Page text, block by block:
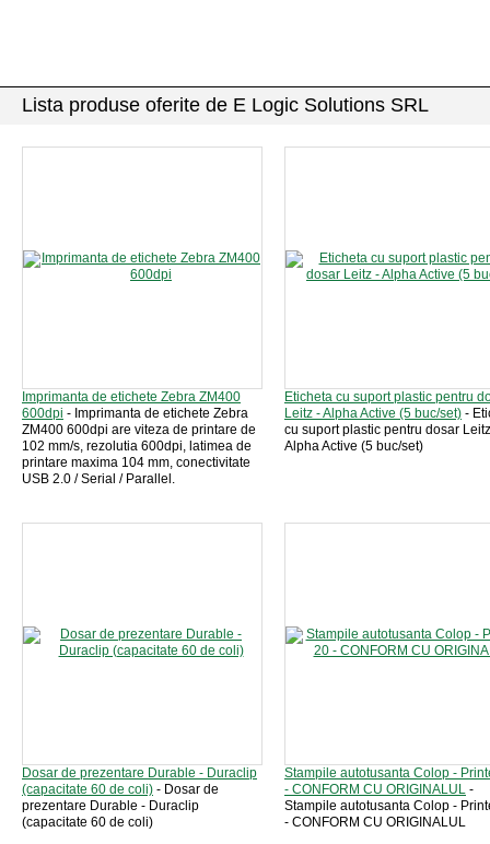
Lista produse oferite de E Logic Solutions SRL
Imprimanta de etichete Zebra ZM400
600dpi - Imprimanta de etichete Zebra
ZM400 600dpi are viteza de printare de
102 mm/s, rezolutia 600dpi, latimea de
printare maxima 104 mm, conectivitate
USB 2.0 / Serial / Parallel.
Eticheta cu suport plastic pentru
Leitz - Alpha Active (5 buc/set) -
cu suport plastic pentru dosar
Alpha Active (5 buc/set)
Dosar de prezentare Durable - Duraclip
(capacitate 60 de coli) - Dosar de
prezentare Durable - Duraclip
(capacitate 60 de coli)
Stampile autotusanta Colop -
- CONFORM CU ORIGINALUL -
Stampile autotusanta Colop -
- CONFORM CU ORIGINALUL